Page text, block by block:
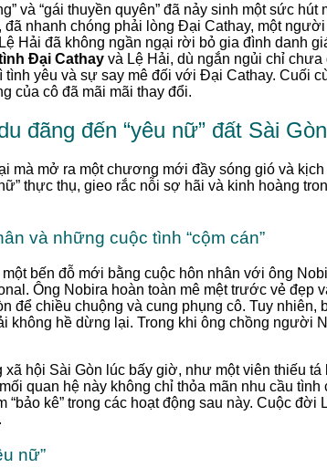
và “gái thuyền quyên” đã nảy sinh một sức
nhanh chóng phải lòng Đại Cathay, một
Hải đã không ngần ngại rời bỏ gia đình danh
Đại Cathay và Lệ Hải, dù ngắn ngủi chỉ
yêu và sự say mê đối với Đại Cathay. Cuối
của cô đã mãi mãi thay đổi.
đãng đến “yêu nữ” đất Sài Gòn
mà mở ra một chương mới đầy sóng gió và
thực thụ, gieo rắc nỗi sợ hãi và kinh hoàng
và những cuộc tình “cộm cán”
bến đỗ mới bằng cuộc hôn nhân với ông
Ông Nobira hoàn toàn mê mệt trước vẻ đẹp
để chiều chuộng và cung phụng cô. Tuy nhiên,
không hề dừng lại. Trong khi ông chồng người
hội Sài Gòn lúc bấy giờ, như một viên thiếu
quan hệ này không chỉ thỏa mãn nhu cầu tình
kê” trong các hoạt động sau này. Cuộc đời
nữ”